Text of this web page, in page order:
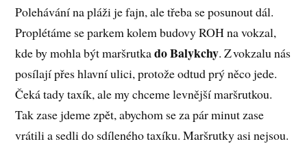
Polehávání na pláži je fajn, ale třeba se posunout dál.
Proplétáme se parkem kolem budovy ROH na vokzal,
kde by mohla být maršrutkado Balykchy. Z vokzalu nás
posílají přes hlavní ulici, protože odtud prý něco jede.
Čeká tady taxík, ale my chceme levnější maršrutkou.
Tak zase jdeme zpět, abychom se za pár minut zase
vrátili a sedli do sdíleného taxíku. Maršrutky asi nejsou.